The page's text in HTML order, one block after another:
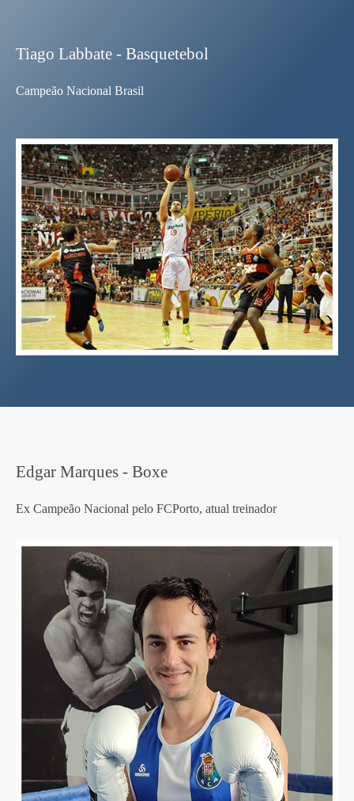
Tiago Labbate - Basquetebol
Campeão Nacional Brasil
Edgar Marques - Boxe
Ex Campeão Nacional pelo FCPorto, atual treinador